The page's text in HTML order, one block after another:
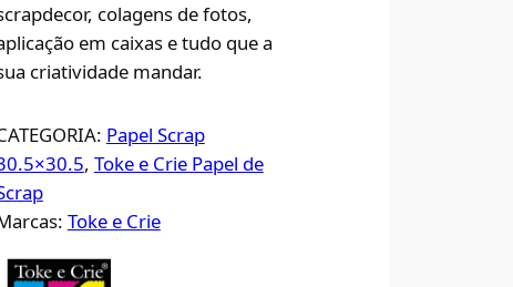
colagens de fotos,
em caixas e tudo que a
criatividade mandar.
Papel Scrap
, Toke e Crie Papel de
Toke e Crie